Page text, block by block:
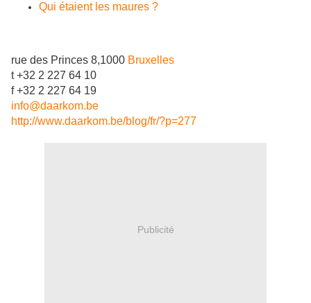
Qui étaient les maures ?
rue des Princes 8,1000 Bruxelles
t +32 2 227 64 10
f +32 2 227 64 19
info@daarkom.be
http://www.daarkom.be/blog/fr/?p=277
Publicité